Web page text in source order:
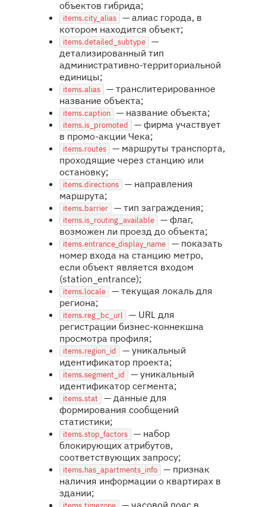
объектов гибрида;
items.city_alias — алиас города, в
котором находится объект;
items.detailed_subtype —
детализированный тип
административно-территориальной
единицы;
items.alias — транслитерированное
название объекта;
items.caption — название объекта;
items.is_promoted
— фирма участвует
в промо-акции Чека;
items.routes — маршруты транспорта,
проходящие через станцию или
остановку;
items.directions — направления
маршрута;
items.barrier — тип заграждения;
items.is_routing_available — флаг,
возможен ли проезд до объекта;
items.entrance_display_name — показать
номер входа на станцию метро,
если объект является входом
(station_entrance);
items.locale — текущая локаль для
региона;
items.reg_bc_url — URL для
регистрации бизнес-коннекшна
просмотра профиля;
items.region_id
— уникальный
идентификатор проекта;
items.segment_id
— уникальный
идентификатор сегмента;
items.stat
— данные для
формирования сообщений
статистики;
items.stop_factors — набор
блокирующих атрибутов,
соответствующих запросу;
items.has_apartments_info — признак
наличия информации о квартирах в
здании;